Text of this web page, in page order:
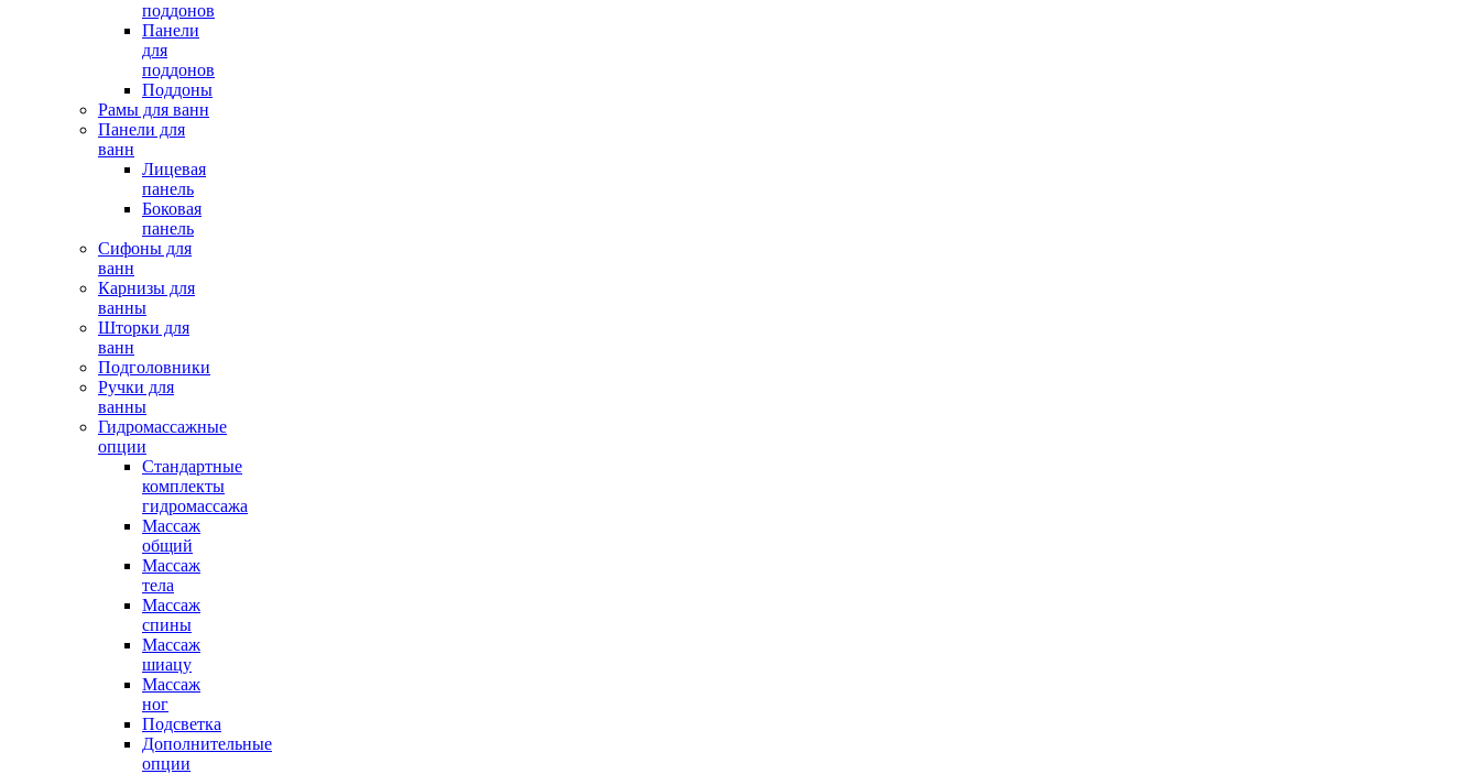
поддонов
Панели
для
поддонов
Поддоны
Рамы для ванн
Панели для
ванн
Лицевая
панель
Боковая
панель
Сифоны для
ванн
Карнизы для
ванны
Шторки для
ванн
Подголовники
Ручки для
ванны
Гидромассажные
опции
Стандартные
комплекты
гидромассажа
Массаж
общий
Массаж
тела
Массаж
спины
Массаж
шиацу
Массаж
ног
Подсветка
Дополнительные
опции